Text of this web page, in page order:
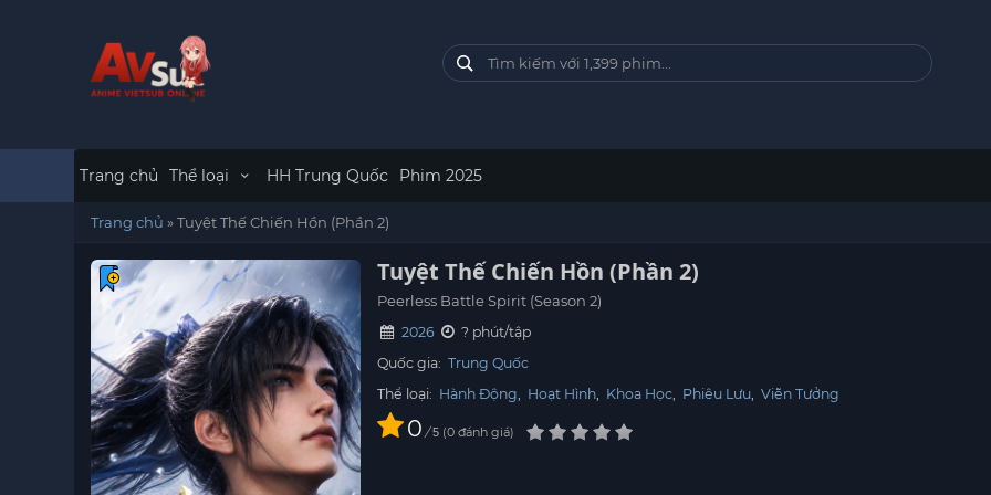
Trang chủ Thể loại HH Trung Quốc Phim 2025
Trang chủ »Tuyệt Thế Chiến Hồn (Phần 2)
Tuyệt Thế Chiến Hồn (Phần 2)
Peerless Battle Spirit (Season 2)
2026
? phút/tập
Quốc gia: Trung Quốc
Thể loại: Hành Động, Hoạt Hình, Khoa Học, Phiêu Lưu, Viễn Tưởng
0 / 5 0 đánh giá